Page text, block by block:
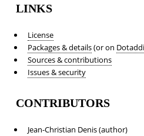
LINKS
License
Packages & details(or on
Sources & contributions
Issues & security
CONTRIBUTORS
Jean-Christian Denis (author)